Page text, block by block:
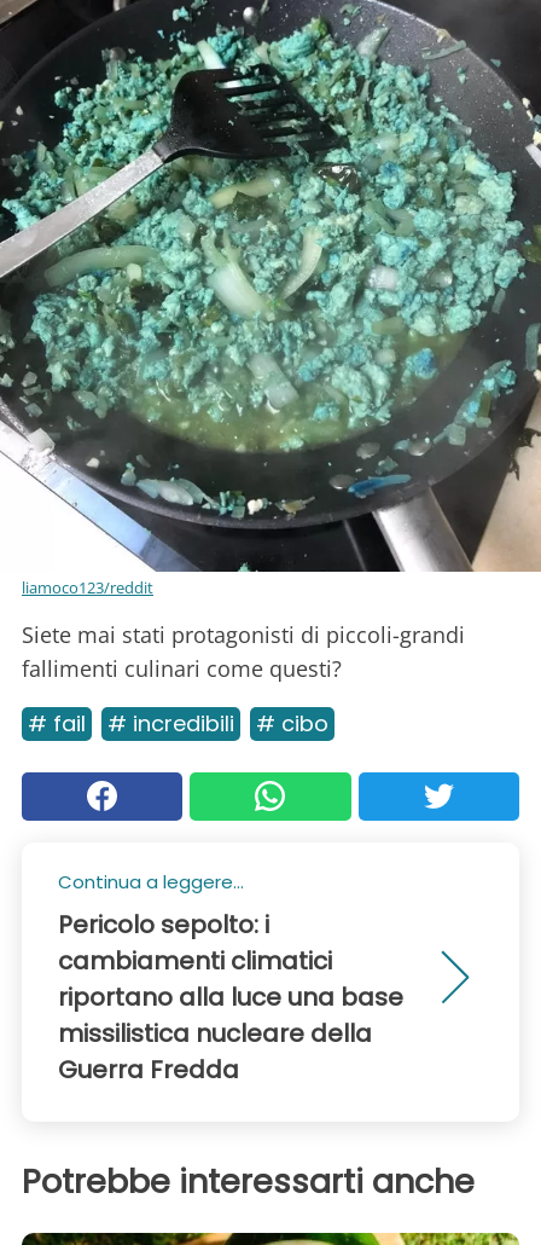
liamoco123/reddit
Siete mai stati protagonisti di piccoli-grandi
fallimenti culinari come questi?
# fail # incredibili # cibo
Continua a leggere...
Pericolo sepolto: i
cambiamenti climatici
riportano alla luce una base
missilistica nucleare della
Guerra Fredda
Potrebbe interessarti anche